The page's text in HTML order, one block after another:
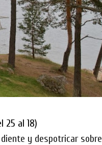
25 al 18)
y despotricar